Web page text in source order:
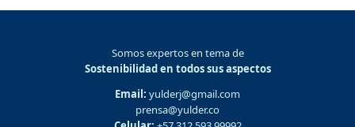
Somos expertos en tema de
Sostenibilidad en todos sus aspectos
Email: yulderj@gmail.com
prensa@yulder.co